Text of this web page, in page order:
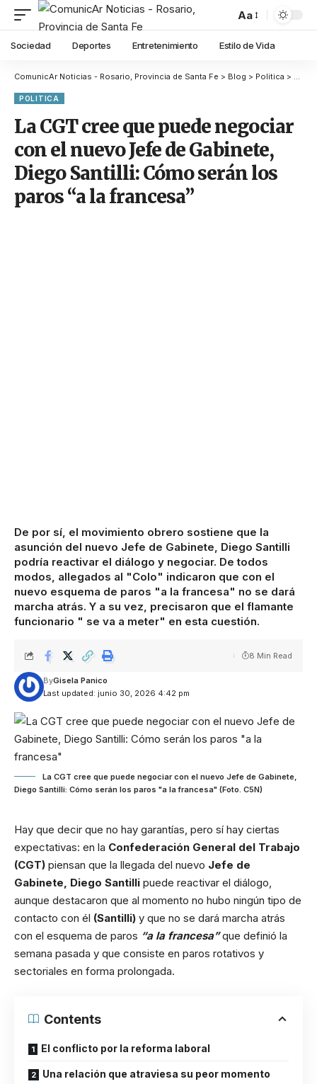
Aa
Sociedad Deportes Entretenimiento Estilo de Vida
ComunicAr Noticias - Rosario, Provincia de Santa Fe > Blog > Politica > La
POLITICA
La CGT cree que puede negociar
con el nuevo Jefe de Gabinete,
Diego Santilli: Cómo serán los
paros “a la francesa”
De por sí, el movimiento obrero sostiene que la
asunción del nuevo Jefe de Gabinete, Diego Santilli
podría reactivar el diálogo y negociar. De todos
modos, allegados al "Colo" indicaron que con el
nuevo esquema de paros "a la francesa" no se dará
marcha atrás. Y a su vez, precisaron que el flamante
funcionario " se va a meter" en esta cuestión.
Last updated: junio 30, 2026 4:42 pm
ByGisela Panico
8 Min Read
La CGT cree que puede negociar con el nuevo Jefe de Gabinete,
Diego Santilli: Cómo serán los paros "a la francesa" (Foto. C5N)
Hay que decir que no hay garantías, pero sí hay ciertas
expectativas: en la Confederación General del Trabajo
(CGT) piensan que la llegada del nuevo Jefe de
Gabinete, Diego Santilli puede reactivar el diálogo,
aunque destacaron que al momento no hubo ningún tipo de
contacto con él (Santilli) y que no se dará marcha atrás
con el esquema de paros “a la francesa”que definió la
semana pasada y que consiste en paros rotativos y
sectoriales en forma prolongada.
Contents
El conflicto por la reforma laboral
Una relación que atraviesa su peor momento